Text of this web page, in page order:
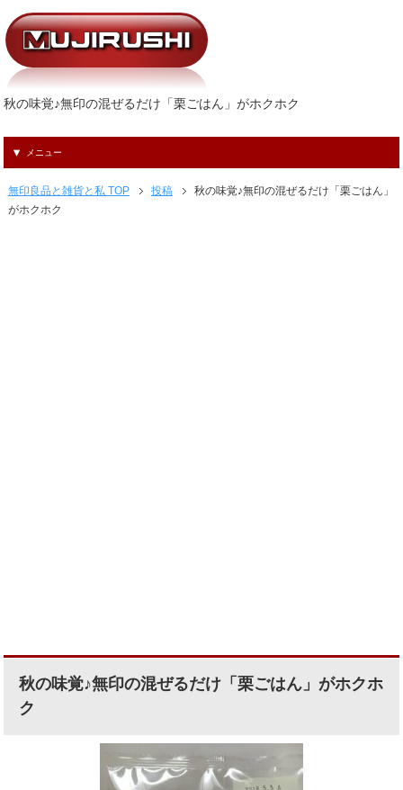
秋の味覚♪無印の混ぜるだけ「栗ごはん」がホクホク
メニュー
無印良品と雑貨と私 TOP 投稿
秋の味覚♪無印の混ぜるだけ「栗ごはん」
がホクホク
秋の味覚♪無印の混ぜるだけ「栗ごはん」がホクホ
ク